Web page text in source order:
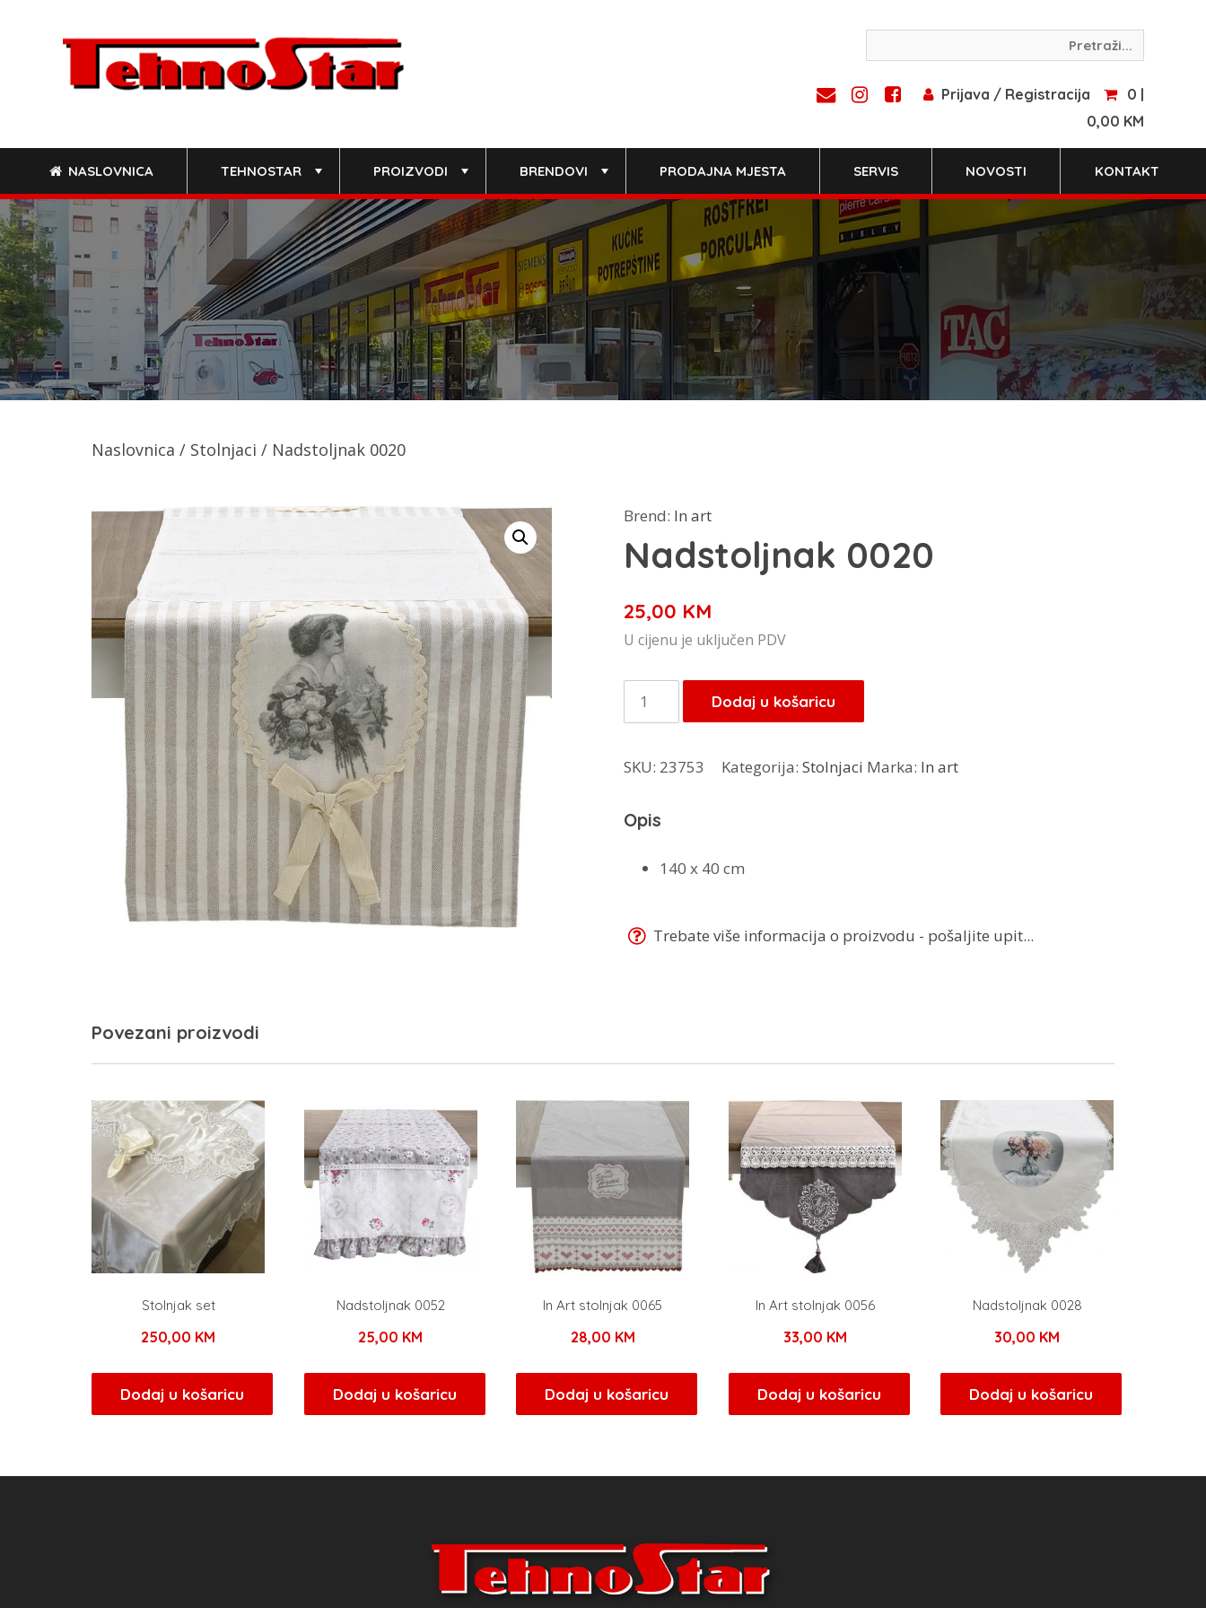
Prijava / Registracija
0 |
0,00 KM
NASLOVNICA TEHNOSTAR PROIZVODI BRENDOVI PRODAJNA MJESTA SERVIS NOVOSTI KONTAKT
Naslovnica / Stolnjaci / Nadstoljnak 0020
Brend: In art
Nadstoljnak 0020
25,00 KM
U cijenu je uključen PDV
Nadstoljnak
0020
Dodaj u košaricu
SKU: 23753 Kategorija: Stolnjaci Marka: In art
Opis
140 x 40 cm
Trebate više informacija o proizvodu - pošaljite upit...
Povezani proizvodi
Stolnjak set
250,00 KM
Dodaj u košaricu
Nadstoljnak 0052
25,00 KM
Dodaj u košaricu
In Art stolnjak 0065
28,00 KM
Dodaj u košaricu
In Art stolnjak 0056
33,00 KM
Dodaj u košaricu
Nadstoljnak 0028
30,00 KM
Dodaj u košaricu